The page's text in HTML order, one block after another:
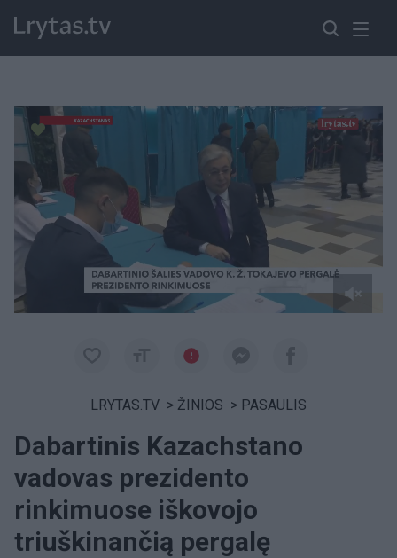
Paremkite Ukrainą
LRYTAS.TV > ŽINIOS > PASAULIS
Dabartinis Kazachstano
vadovas prezidento
rinkimuose iškovojo
triuškinančią pergalę